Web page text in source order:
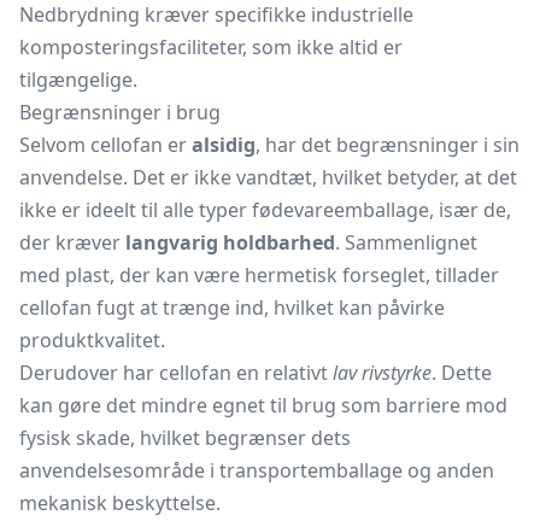
Nedbrydning kræver specifikke industrielle
komposteringsfaciliteter, som ikke altid er
tilgængelige.
Begrænsninger i brug
Selvom cellofan eralsidig, har det begrænsninger i sin
anvendelse. Det er ikke vandtæt, hvilket betyder, at det
ikke er ideelt til alle typer fødevareemballage, især de,
der kræver langvarig holdbarhed. Sammenlignet
med plast, der kan være hermetisk forseglet, tillader
cellofan fugt at trænge ind, hvilket kan påvirke
produktkvalitet.
Derudover har cellofan en relativtlav rivstyrke. Dette
kan gøre det mindre egnet til brug som barriere mod
fysisk skade, hvilket begrænser dets
anvendelsesområde i transportemballage og anden
mekanisk beskyttelse.